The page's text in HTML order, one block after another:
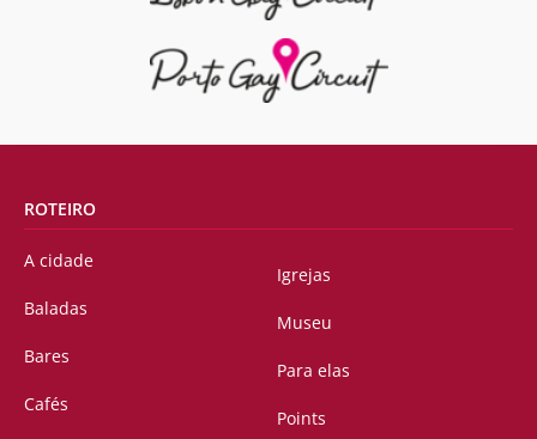
ROTEIRO
A cidade
Baladas
Bares
Cafés
Igrejas
Museu
Para elas
Points